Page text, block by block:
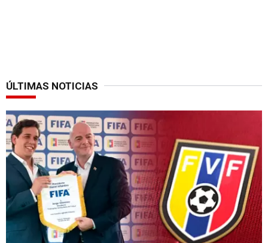
ÚLTIMAS NOTICIAS